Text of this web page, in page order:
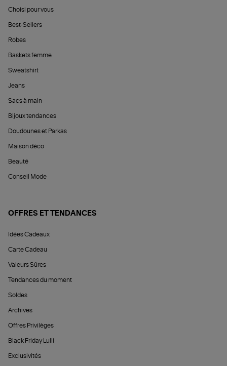
Choisi pour vous
Best-Sellers
Robes
Baskets femme
Sweatshirt
Jeans
Sacs à main
Bijoux tendances
Doudounes et Parkas
Maison déco
Beauté
Conseil Mode
OFFRES ET TENDANCES
Idées Cadeaux
Carte Cadeau
Valeurs Sûres
Tendances du moment
Soldes
Archives
Offres Privilèges
Black Friday Lulli
Exclusivités